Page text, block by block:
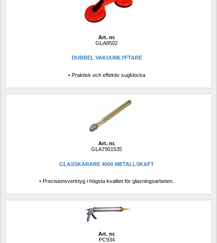
Art. nr.
GLA8502
DUBBEL VAKUUMLYFTARE
• Praktisk och effektiv sugklocka
Art. nr.
GLA7901535
GLASSKÄRARE 4000 METALLSKAFT
• Precisionsverktyg i högsta kvalitet för glasningsarbeten.
Art. nr.
PC934